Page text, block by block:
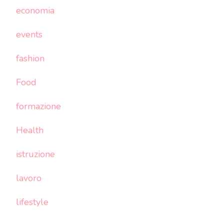
economia
events
fashion
Food
formazione
Health
istruzione
lavoro
lifestyle